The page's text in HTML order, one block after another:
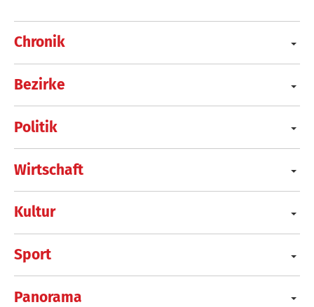
Chronik
Bezirke
Politik
Wirtschaft
Kultur
Sport
Panorama